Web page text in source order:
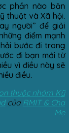
phần nào băn
thuật và Xã hội.
người” để giải
điểm mạnh
bước đi trong
đi bạn mới từ
vì điều này sẽ
điều.
thuộc nhóm Kỹ
của RMIT & Cha
Mẹ